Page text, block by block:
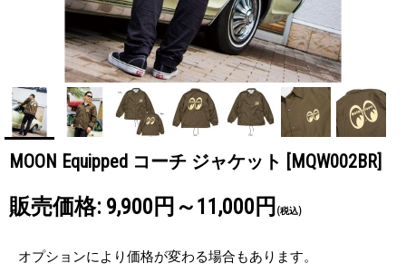
MOON Equipped コーチ ジャケット [MQW002BR]
販売価格: 9,900円～11,000円 (税込)
オプションにより価格が変わる場合もあります。